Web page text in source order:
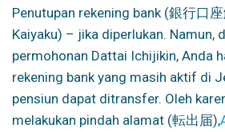
Penutupan rekening bank (銀行口
Kaiyaku) – jika diperlukan. Namun,
permohonan Dattai Ichijikin, Anda
rekening bank yang masih aktif di
pensiun dapat ditransfer. Oleh
melakukan pindah alamat (転出届),